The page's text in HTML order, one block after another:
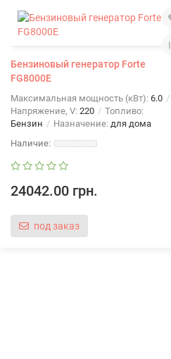
Бензиновый генератор Forte
FG8000E
Максимальная мощность (кВт): 6.0
Напряжение, V: 220
Топливо:
Бензин
Назначение: для дома
24042.00 грн.
под заказ